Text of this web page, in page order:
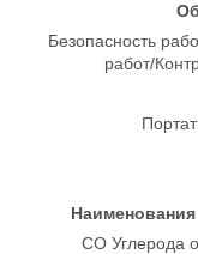
Безопасность
работ/
CO Углерода